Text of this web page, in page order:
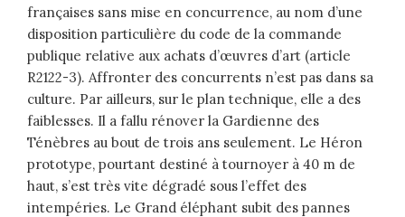
françaises sans mise en concurrence, au nom d’une
disposition particulière du code de la commande
publique relative aux achats d’œuvres d’art (article
R2122-3). Affronter des concurrents n’est pas dans sa
culture. Par ailleurs, sur le plan technique, elle a des
faiblesses. Il a fallu rénover la Gardienne des
Ténèbres au bout de trois ans seulement. Le Héron
prototype, pourtant destiné à tournoyer à 40 m de
haut, s’est très vite dégradé sous l’effet des
intempéries. Le Grand éléphant subit des pannes